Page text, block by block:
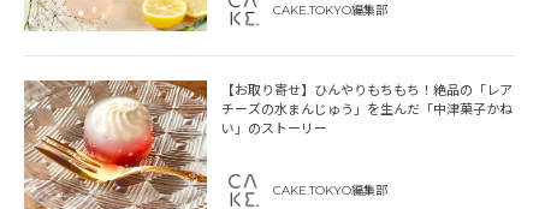
CAKE.TOKYO編集部
【お取り寄せ】ひんやりもちもち！絶品の「レア
チーズの水まんじゅう」を生んだ「中津菓子かね
い」のストーリー
CAKE.TOKYO編集部